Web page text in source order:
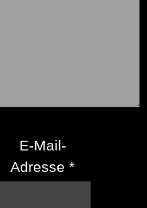
E-Mail-
Adresse*